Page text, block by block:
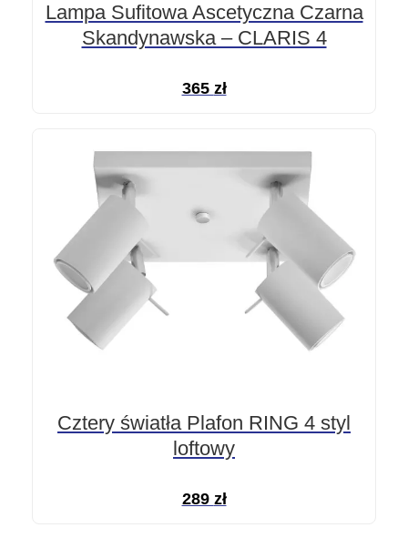
Lampa Sufitowa Ascetyczna Czarna
Skandynawska – CLARIS 4
365 zł
Cztery światła Plafon RING 4 styl
loftowy
289 zł